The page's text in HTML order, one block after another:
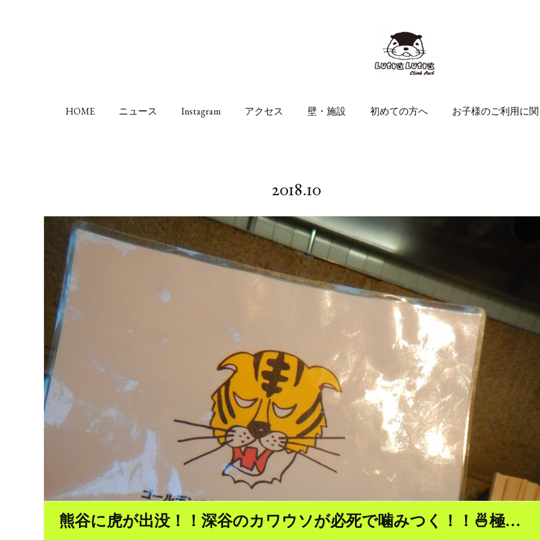
HOME ニュース Instagram アクセス 壁・施設 初めての方へ お子様のご利用に
2018.10
熊谷に虎が出没！！深谷のカワウソが必死で噛みつく！！🍜極…